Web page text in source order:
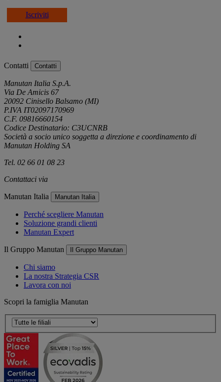
Iscriviti
Contatti Contatti
Manutan Italia S.p.A.
Via De Amicis 67
20092 Cinisello Balsamo (MI)
P.IVA IT02097170969
C.F. 09816660154
Codice Destinatario: C3UCNRB
Società a socio unico soggetta a direzione e coordinamento di
Manutan Holding SA
Tel. 02 66 01 08 23
Contattaci via
Manutan Italia Manutan Italia
Perché scegliere Manutan
Soluzione grandi clienti
Manutan Expert
Il Gruppo Manutan Il Gruppo Manutan
Chi siamo
La nostra Strategia CSR
Lavora con noi
Scopri la famiglia Manutan